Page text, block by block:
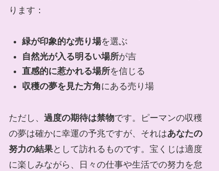
ります：
緑が印象的な売り場を選ぶ
自然光が入る明るい場所が吉
直感的に惹かれる場所を信じる
収穫の夢を見た方角にある売り場
ただし、 過度の期待は禁物です。ピーマンの収穫
の夢は確かに幸運の予兆ですが、それはあなたの
努力の結果として訪れるものです。宝くじは適度
に楽しみながら、日々の仕事や生活での努力を怠